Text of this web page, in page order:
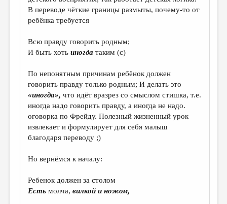
В переводе чёткие границы размыты, почему-то от
ребёнка требуется
Всю правду говорить родным;
И быть хотьиногдатаким (с)
По непонятным причинам ребёнок должен
говорить правду только родным; И делать это
«иногда»,что идёт вразрез со смыслом стишка, т.е.
иногда надо говорить правду, а иногда не надо.
оговорка по Фрейду. Полезный жизненный урок
извлекает и формулирует для себя малыш
благодаря переводу ;)
Но вернёмся к началу:
Ребенок должен за столом
Естьмолча,вилкой и ножом,